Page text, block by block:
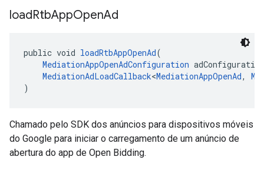
loadRtbAppOpenAd
public void loadRtbAppOpenAd(
MediationAppOpenAdConfiguration
MediationAdLoadCallback<MediationAppOpenAd,
)
Chamado pelo SDK dos anúncios para dispositivos móveis
do Google para iniciar o carregamento de um anúncio de
abertura do app de Open Bidding.